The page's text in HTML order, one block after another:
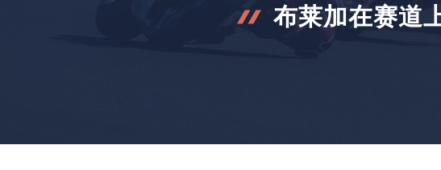
布莱加在赛道